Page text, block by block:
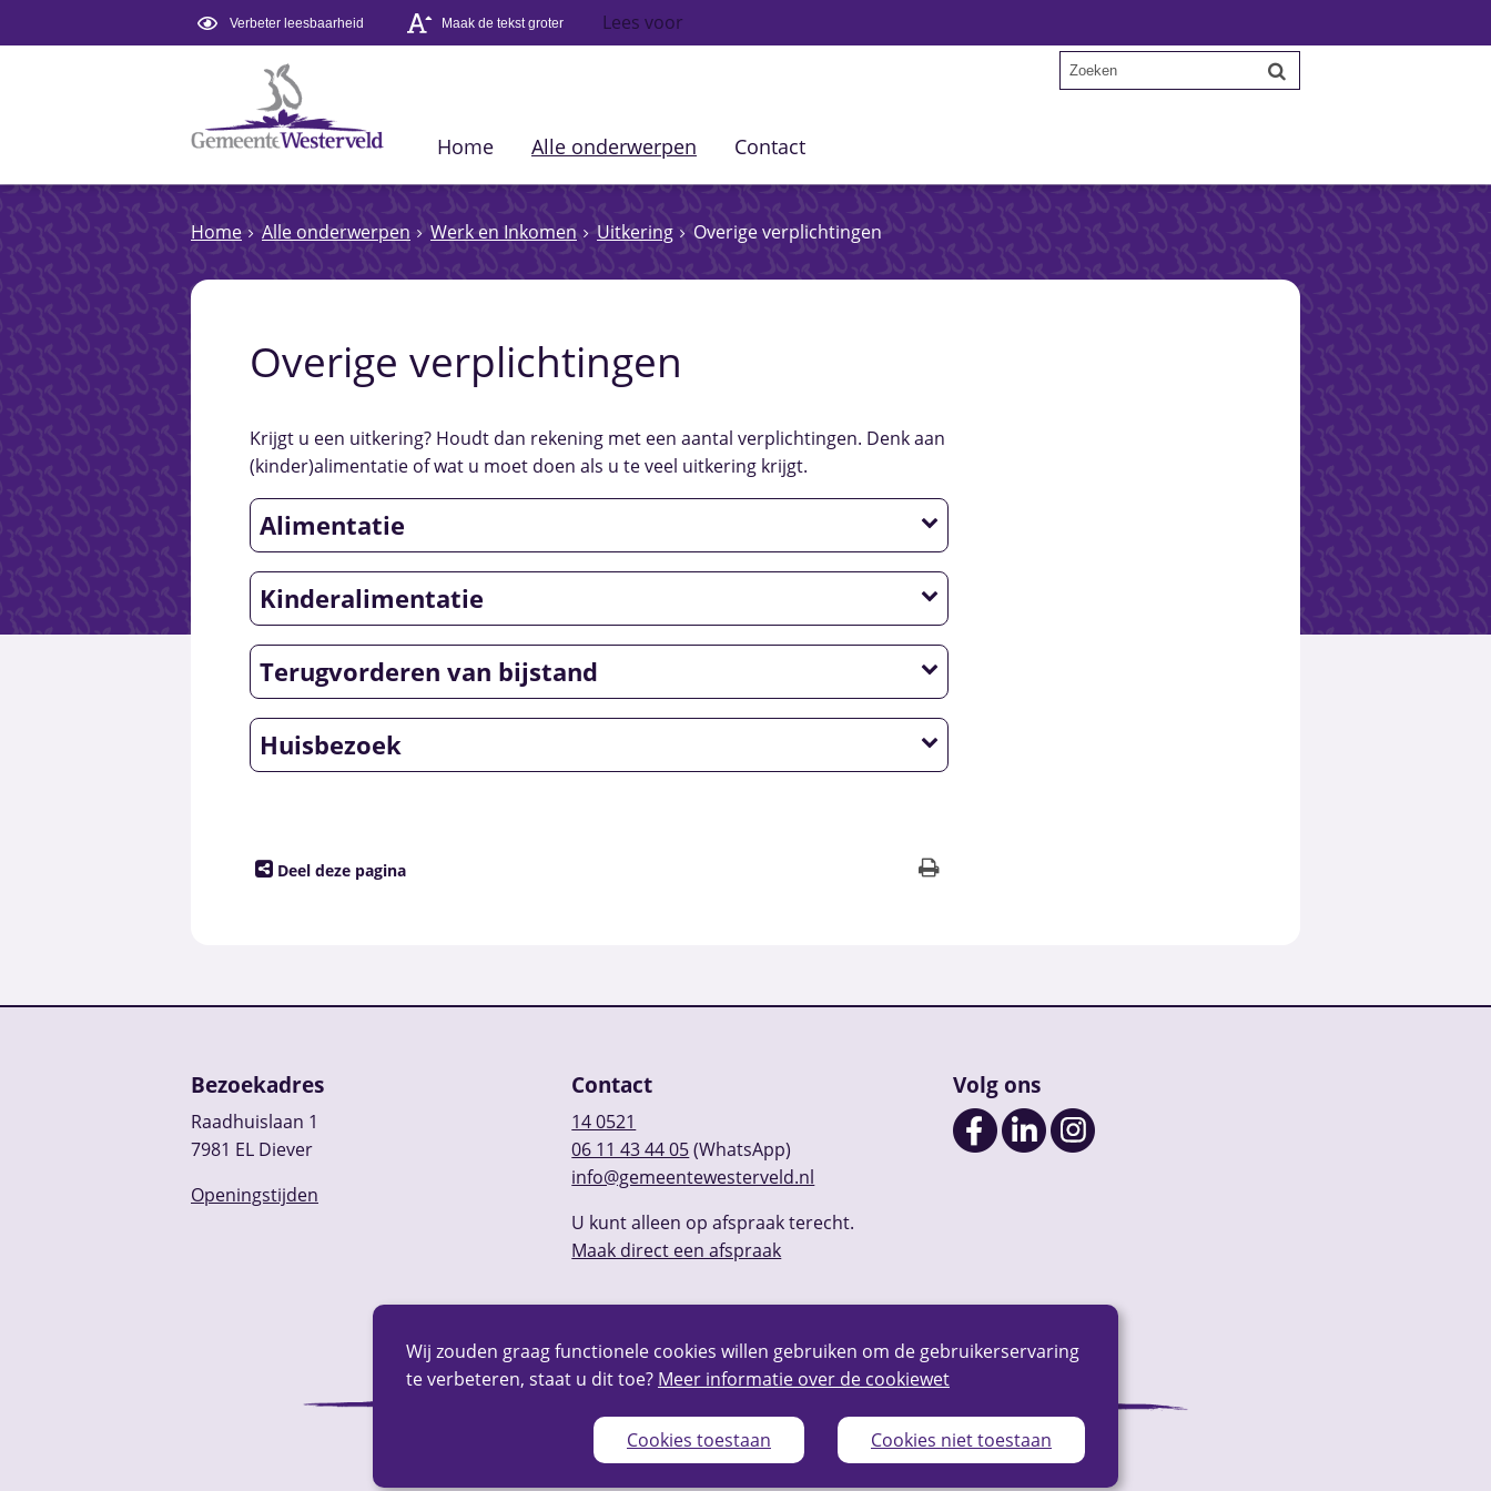
Wij zouden graag functionele cookies willen gebruiken om de gebruikerservaring
te verbeteren, staat u dit toe? Meer informatie over de cookiewet
Cookies toestaan Cookies niet toestaan
Verbeter leesbaarheid Maak de tekst groter Lees voor
Home Alle onderwerpen Contact
Home Alle onderwerpen Werk en Inkomen Uitkering Overige verplichtingen
Overige verplichtingen
Krijgt u een uitkering? Houdt dan rekening met een aantal verplichtingen. Denk aan
(kinder)alimentatie of wat u moet doen als u te veel uitkering krijgt.
Alimentatie
Kinderalimentatie
Terugvorderen van bijstand
Huisbezoek
Deel deze pagina
Bezoekadres
Raadhuislaan 1
7981 EL Diever
Openingstijden
Contact
14 0521
06 11 43 44 05(WhatsApp)
info@gemeentewesterveld.nl
U kunt alleen op afspraak terecht.
Maak direct een afspraak
Volg ons
Over deze website Webarchief RSS Sitemap